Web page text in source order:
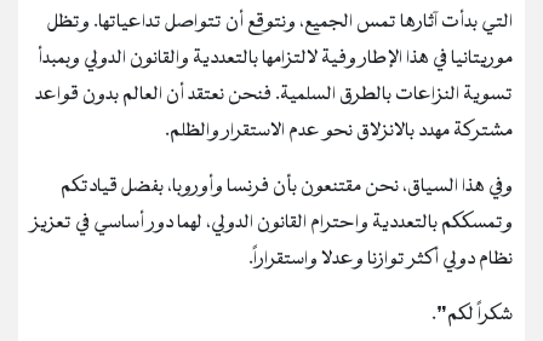
التي بدأت آثارها تمس الجميع، ونتوقع أن تتواصل تداعياتها. وتظل
موريتانيا في هذا الإطار وفية لالتزامها بالتعددية والقانون الدولي وبمبدأ
تسوية النزاعات بالطرق السلمية. فنحن نعتقد أن العالم بدون قواعد
مشتركة مهدد بالانزلاق نحو عدم الاستقرار والظلم.
وفي هذا السياق، نحن مقتنعون بأن فرنسا وأوروبا، بفضل قيادتكم
وتمسككم بالتعددية واحترام القانون الدولي، لهما دور أساسي في تعزيز
نظام دولي أكثر توازنا وعدلا واستقراراً.
شكراً لكم”.